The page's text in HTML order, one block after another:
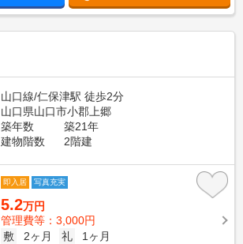
山口線/仁保津駅 徒歩2分
山口県山口市小郡上郷
築年数
築21年
建物階数
2階建
即入居 写真充実
5.2万円
管理費等：3,000円
敷
2ヶ月 礼
1ヶ月